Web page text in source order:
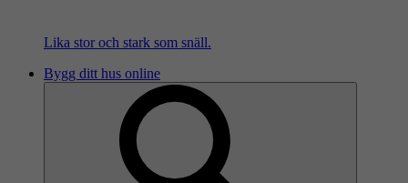
Lika stor och stark som snäll.
Bygg ditt hus online